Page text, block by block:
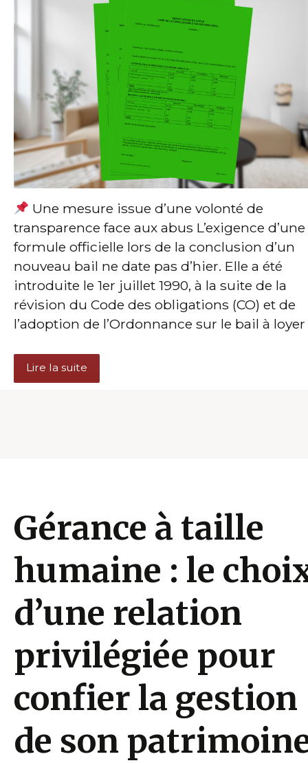
Une mesure issue d’une volonté de
transparence face aux abus L’exigence d’une
formule officielle lors de la conclusion d’un
nouveau bail ne date pas d’hier. Elle a été
introduite le 1er juillet 1990, à la suite de la
révision du Code des obligations (CO) et de
l’adoption de l’Ordonnance sur le bail à
Lire la suite
Gérance à taille
humaine : le
d’une relation
privilégiée pour
confier la gestion
de son